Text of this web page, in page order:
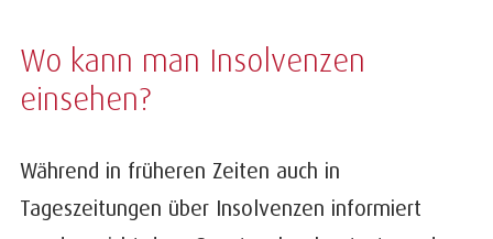
Wo kann man Insolvenzen
einsehen?
Während in früheren Zeiten auch in
Tageszeitungen über Insolvenzen informiert